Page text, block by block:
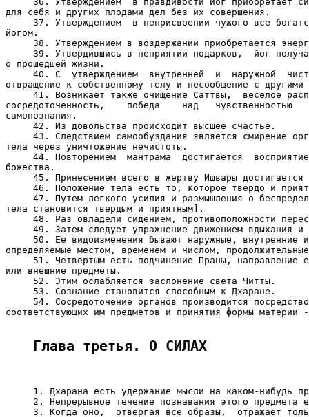
для себя и других плодами дел без их совершения.
37. Утверждением  в неприсвоении чужого все
йогом.
38. Утверждением в воздержании приобретается
39. Утвердившись в неприятии подарков,  йог
о прошедшей жизни.
40. С  утверждением  внутренней  и  наружной
отвращение к собственному телу и несообщение с другими
41. Возникает также очищение Саттвы,  веселое
сосредоточенность,    победа    над   чувственностью
самопознания.
     42. Из довольства происходит высшее счастье.
43. Следствием самообуздания является смирение
тела через уничтожение нечистоты.
44. Повторением  мантрама  достигается
божества.
45. Принесением всего в жертву Ишвары достигается
46. Положение тела есть то, которое твердо и
47. Путем легкого усилия и размышления о
тела становится твердым и приятным].
48. Раз овладели сидением, противоположности
49. Затем следует упражнение движением вдыхания и
50. Ее видоизменения бывают наружные, внутренние
определяемые местом, временем и числом,
51. Четвертым есть подчинение Праны, направление
или внешние предметы.
     52. Этим ослабляется заслонение света Читты.
     53. Сознание становится способным к Дхаране.
54. Сосредоточение органов производится
соответствующих им предметов и принятия формы материи
Глава третья. О СИЛАХ
1. Дхарана есть удержание мысли на каком-нибудь
2. Непрерывное течение познавания этого предмета
3. Когда оно,  отвергая все образы,  отражает